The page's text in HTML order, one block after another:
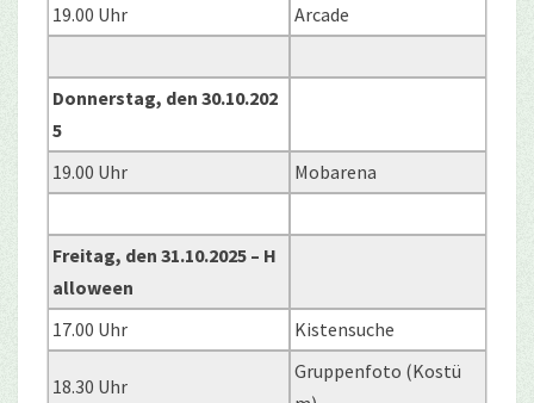
19.00 Uhr
Arcade
Donnerstag, den 30.10.202
5
19.00 Uhr
Mobarena
Freitag, den 31.10.2025 – H
alloween
17.00 Uhr
Kistensuche
18.30 Uhr
Gruppenfoto (Kostü